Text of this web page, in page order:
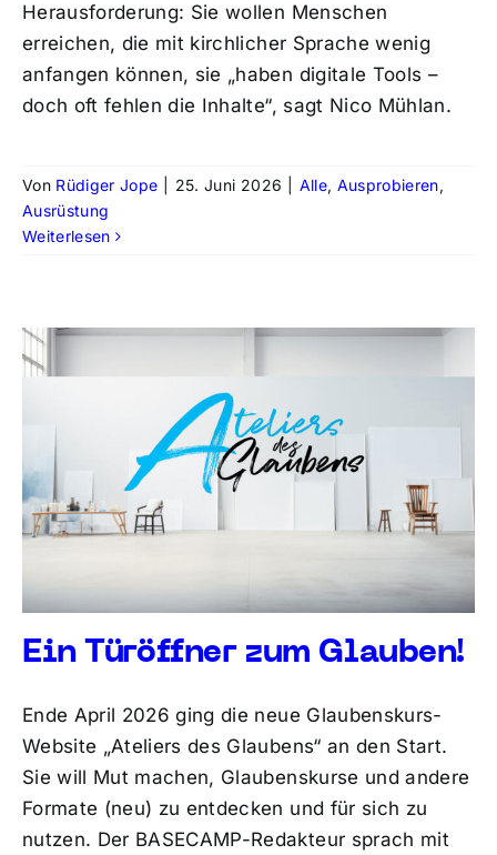
Herausforderung: Sie wollen Menschen
erreichen, die mit kirchlicher Sprache wenig
anfangen können, sie „haben digitale Tools –
doch oft fehlen die Inhalte“, sagt Nico Mühlan.
Von Rüdiger Jope 25. Juni 2026 Alle, Ausprobieren,
Ausrüstung
Weiterlesen
Ein Türöffner zum Glauben!
Ende April 2026 ging die neue Glaubenskurs-
Website „Ateliers des Glaubens“ an den Start.
Sie will Mut machen, Glaubenskurse und andere
Formate (neu) zu entdecken und für sich zu
nutzen. Der BASECAMP-Redakteur sprach mit